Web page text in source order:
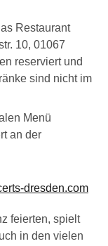
Restaurant
10, 01067
reserviert und
sind nicht im
Menü
an der
dresden.com
feierten, spielt
in den vielen